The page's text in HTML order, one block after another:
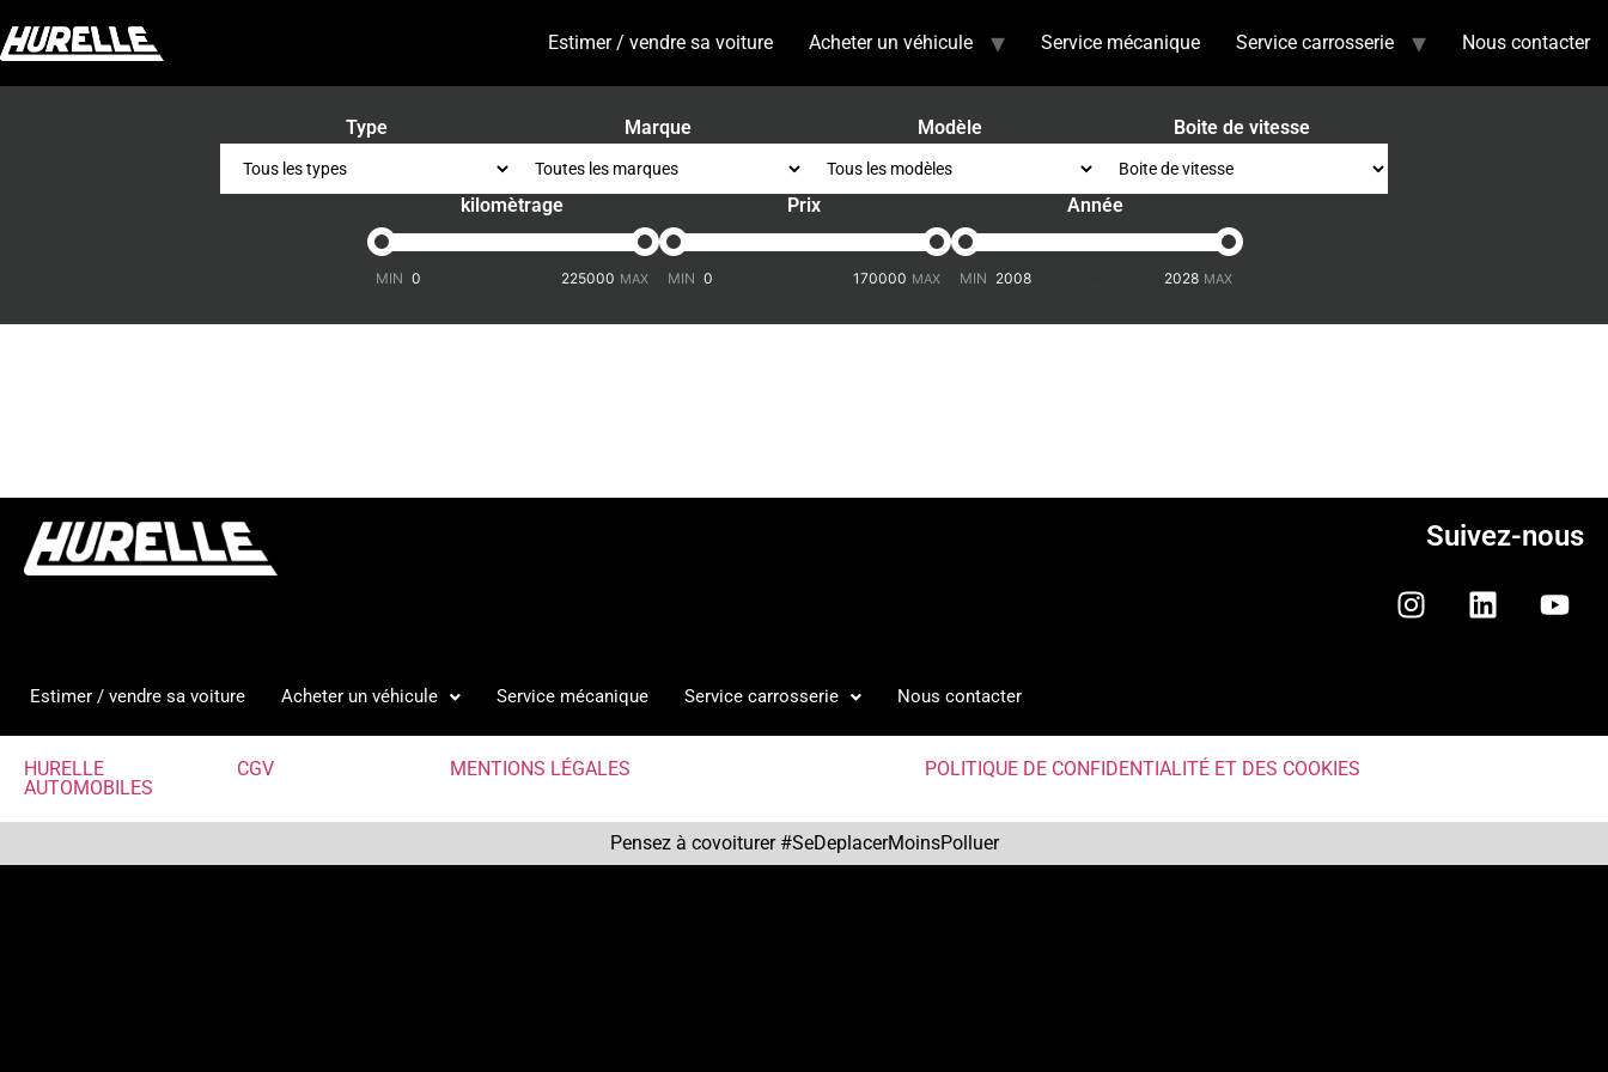
Estimer / vendre sa voiture Acheter un véhicule Service mécanique Service carrosserie Nous contacter
Type Marque Modèle Boite de vitesse
kilomètrage Prix Année
Suivez-nous
Estimer / vendre sa voiture Acheter un véhicule Service mécanique Service carrosserie Nous contacter
HURELLE
AUTOMOBILES
CGV MENTIONS LÉGALES POLITIQUE DE CONFIDENTIALITÉ ET DES COOKIES
Pensez à covoiturer #SeDeplacerMoinsPolluer